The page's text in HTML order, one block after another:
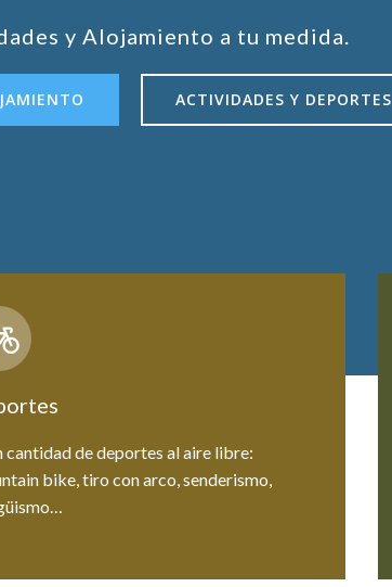
y Alojamiento a tu medida.
ACTIVIDADES Y DEPORTES
cantidad de deportes al aire libre:
bike, tiro con arco, senderismo,